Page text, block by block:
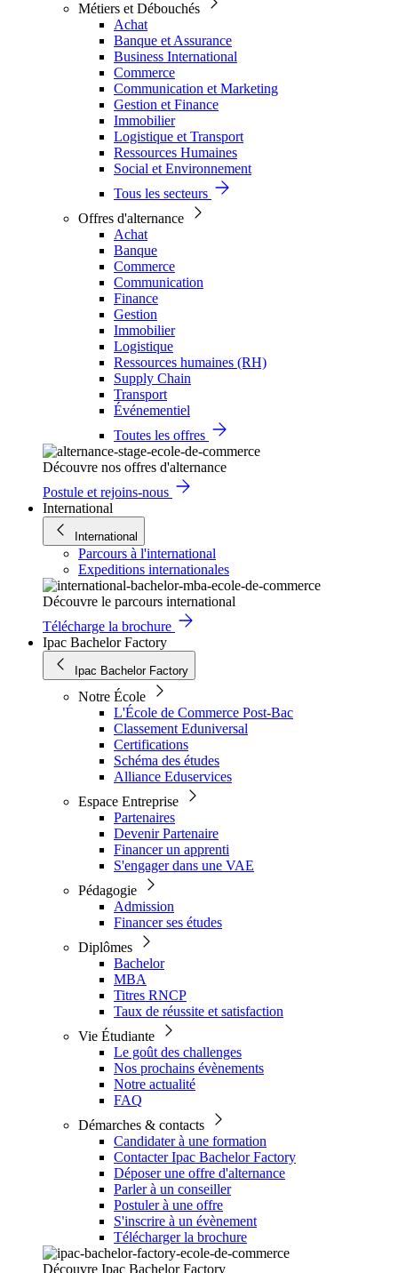
Métiers et Débouchés
Achat
Banque et Assurance
Business International
Commerce
Communication et Marketing
Gestion et Finance
Immobilier
Logistique et Transport
Ressources Humaines
Social et Environnement
Tous les secteurs
Offres d'alternance
Achat
Banque
Commerce
Communication
Finance
Gestion
Immobilier
Logistique
Ressources humaines (RH)
Supply Chain
Transport
Événementiel
Toutes les offres
Découvre nos offres d'alternance
Postule et rejoins-nous
International
International
Parcours à l'international
Expeditions internationales
Découvre le parcours international
Télécharge la brochure
Ipac Bachelor Factory
Ipac Bachelor Factory
Notre École
L'École de Commerce Post-Bac
Classement Eduniversal
Certifications
Schéma des études
Alliance Eduservices
Espace Entreprise
Partenaires
Devenir Partenaire
Financer un apprenti
S'engager dans une VAE
Pédagogie
Admission
Financer ses études
Diplômes
Bachelor
MBA
Titres RNCP
Taux de réussite et satisfaction
Vie Étudiante
Le goût des challenges
Nos prochains évènements
Notre actualité
FAQ
Démarches & contacts
Candidater à une formation
Contacter Ipac Bachelor Factory
Déposer une offre d'alternance
Parler à un conseiller
Postuler à une offre
S'inscrire à un évènement
Télécharger la brochure
Découvre Ipac Bachelor Factory